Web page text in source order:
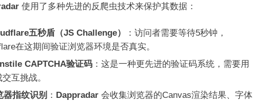
使用了多种先进的反爬虫技术来保护其数据：
五秒盾（JS Challenge）
：访问者需要等待5秒钟，
在这期间验证浏览器环境是否真实。
CAPTCHA验证码 ：这是一种更先进的验证码系统，需要用
互挑战。
器指纹识别 ： Dappradar 会收集浏览器的Canvas渲染结果、字体